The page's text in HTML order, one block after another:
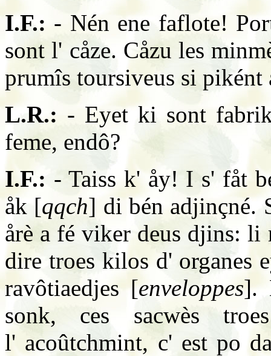
I.F.: - Nén ene faflote!
sont l' cåze. Cåzu les
prumîs toursiveus si
L.R.: - Eyet ki sont
feme, endô?
I.F.: - Taiss k' åy! I s' fåt
åk [qqch] di bén adjinçné.
årè a fé viker deus djins: li
dire troes kilos d' organes
ravôtiaedjes [enveloppes].
sonk, ces sacwès
l' acoûtchmint, c' est po